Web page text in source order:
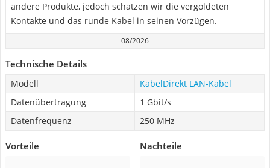
andere Produkte, jedoch schätzen wir die vergoldeten
Kontakte und das runde Kabel in seinen Vorzügen.
08/2026
Technische Details
Modell
KabelDirekt LAN-Kabel
Datenübertragung
1 Gbit/s
Datenfrequenz
250 MHz
Vorteile Nachteile